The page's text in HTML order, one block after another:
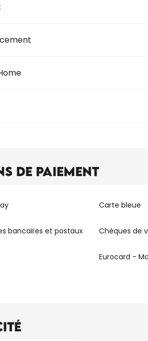
de paiement
Carte bleue
bancaires et postaux Chèques de
Eurocard -